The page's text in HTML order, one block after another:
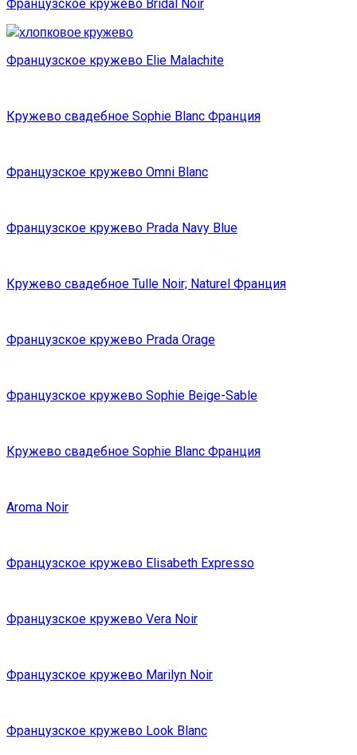
Французское кружево Bridal Noir
Французское кружево Elie Malachite
Кружево свадебное Sophie Blanc Франция
Французское кружево Omni Blanc
Французское кружево Prada Navy Blue
Кружево свадебное Tulle Noir; Naturel Франция
Французское кружево Prada Orage
Французское кружево Sophie Beige-Sable
Кружево свадебное Sophie Blanc Франция
Aroma Noir
Французское кружево Elisabeth Expresso
Французское кружево Vera Noir
Французское кружево Marilyn Noir
Французское кружево Look Blanc